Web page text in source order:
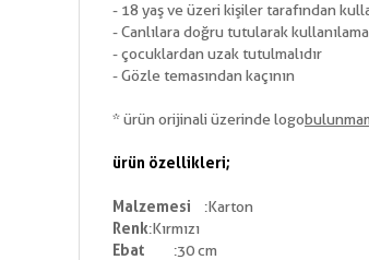
- 18 yaş ve üzeri kişiler tarafından
- Canlılara doğru tutularak
- çocuklardan uzak tutulmalıdır
- Gözle temasından kaçının
* ürün orijinali üzerinde logo
ürün özellikleri;
Malzemesi :Karton
Renk:Kırmızı
Ebat :30 cm